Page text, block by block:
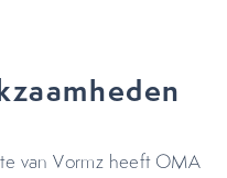
van Vormz heeft OMA